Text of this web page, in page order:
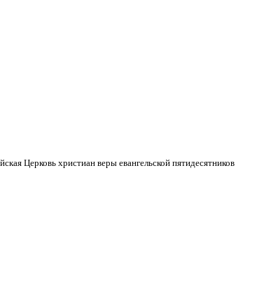
Церковь христиан веры евангельской пятидесятников